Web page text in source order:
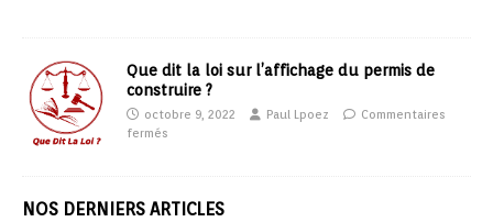
Que dit la loi sur l’affichage du permis de
construire ?
octobre 9, 2022 Paul Lpoez
Commentaires
fermés
NOS DERNIERS ARTICLES